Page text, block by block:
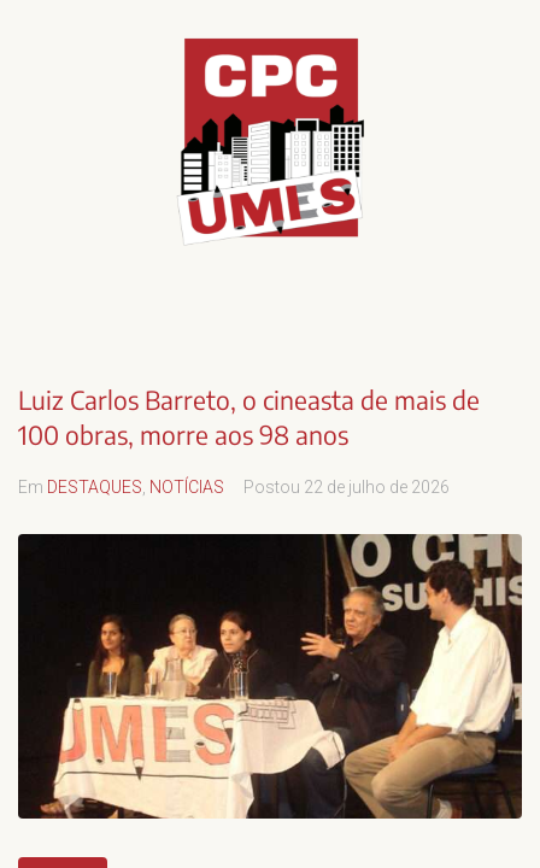
Luiz Carlos Barreto, o cineasta de mais de
100 obras, morre aos 98 anos
Em DESTAQUES NOTÍCIAS Postou 22 de julho de 2026